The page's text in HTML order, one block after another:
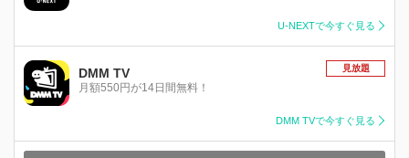
U-NEXTで今すぐ見る
DMM TV
月額550円が14日間無料！
見放題
DMM TVで今すぐ見る